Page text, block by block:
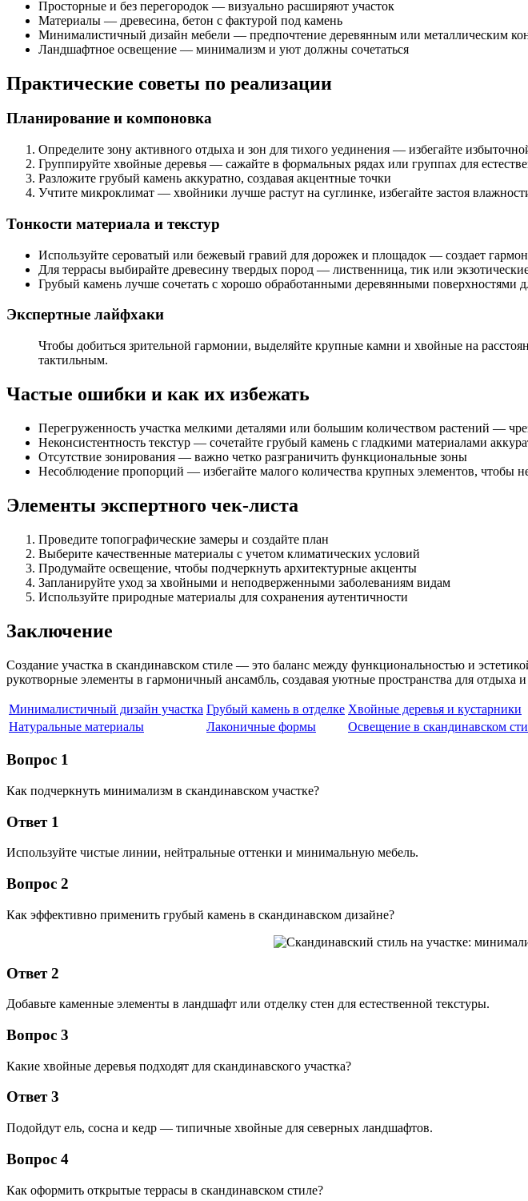
Просторные и без перегородок — визуально расширяют участок
Материалы — древесина, бетон с фактурой под камень
Минималистичный дизайн мебели — предпочтение деревянным или металлическим
Ландшафтное освещение — минимализм и уют должны сочетаться
Практические советы по реализации
Планирование и компоновка
Определите зону активного отдыха и зон для тихого уединения — избегайте
Группируйте хвойные деревья — сажайте в формальных рядах или группах для
Разложите грубый камень аккуратно, создавая акцентные точки
Учтите микроклимат — хвойники лучше растут на суглинке, избегайте застоя
Тонкости материала и текстур
Используйте сероватый или бежевый гравий для дорожек и площадок — создает
Для террасы выбирайте древесину твердых пород — лиственница, тик или
Грубый камень лучше сочетать с хорошо обработанными деревянными поверхностями
Экспертные лайфхаки
Чтобы добиться зрительной гармонии, выделяйте крупные камни и хвойные на
тактильным.
Частые ошибки и как их избежать
Перегруженность участка мелкими деталями или большим количеством растений —
Неконсистентность текстур — сочетайте грубый камень с гладкими материалами
Отсутствие зонирования — важно четко разграничить функциональные зоны
Несоблюдение пропорций — избегайте малого количества крупных элементов, чтобы
Элементы экспертного чек-листа
Проведите топографические замеры и создайте план
Выберите качественные материалы с учетом климатических условий
Продумайте освещение, чтобы подчеркнуть архитектурные акценты
Запланируйте уход за хвойными и неподверженными заболеваниям видам
Используйте природные материалы для сохранения аутентичности
Заключение
Создание участка в скандинавском стиле — это баланс между функциональностью и
рукотворные элементы в гармоничный ансамбль, создавая уютные пространства для отдыха
Минималистичный дизайн участка Грубый камень в отделке Хвойные деревья и кустарники
Натуральные материалы
Лаконичные формы Освещение в скандинавском
Вопрос 1
Как подчеркнуть минимализм в скандинавском участке?
Ответ 1
Используйте чистые линии, нейтральные оттенки и минимальную мебель.
Вопрос 2
Как эффективно применить грубый камень в скандинавском дизайне?
Ответ 2
Добавьте каменные элементы в ландшафт или отделку стен для естественной текстуры.
Вопрос 3
Какие хвойные деревья подходят для скандинавского участка?
Ответ 3
Подойдут ель, сосна и кедр — типичные хвойные для северных ландшафтов.
Вопрос 4
Как оформить открытые террасы в скандинавском стиле?